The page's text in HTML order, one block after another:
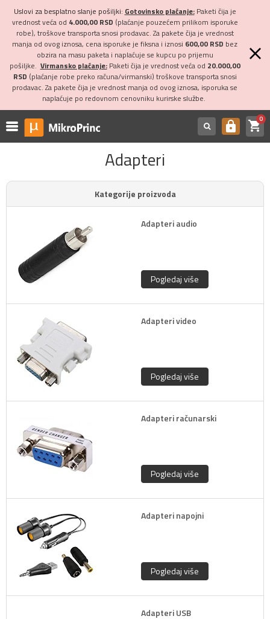
Uslovi za besplatno slanje pošiljki: Gotovinsko plaćanje:Paketi čija je
vrednost veća od 4.000,00 RSD (plaćanje pouzećem prilikom isporuke
robe), troškove transporta snosi prodavac. Za pakete čija je vrednost
manja od ovog iznosa, cena isporuke je fiksna i iznosi 600,00 RSD bez
obzira na masu paketa i naplaćuje se kupcu po prijemu
pošiljke. Virmansko plaćanje:Paketi čija je vrednost veća od 20.000,00
RSD (plaćanje robe preko računa/virmanski) troškove transporta snosi
prodavac. Za pakete čija je vrednost manja od ovog iznosa, isporuka se
naplaćuje po redovnom cenovniku kurirske službe.
https shopping_cart0
Adapteri
Kategorije proizvoda
Adapteri audio
Pogledaj više
Adapteri video
Pogledaj više
Adapteri računarski
Pogledaj više
Adapteri napojni
Pogledaj više
Adapteri USB